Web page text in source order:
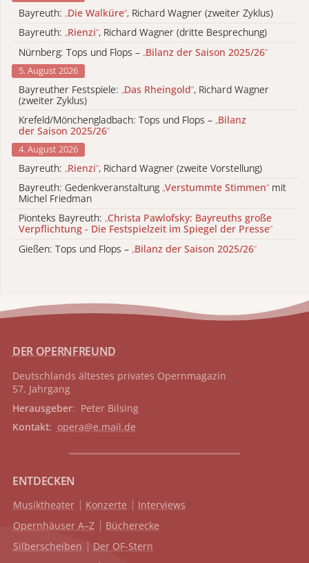
Bayreuth: „Die Walküre“, Richard Wagner (zweiter Zyklus)
Bayreuth: „Rienzi“, Richard Wagner (dritte Besprechung)
Nürnberg: Tops und Flops – „Bilanz der Saison 2025/26“
5. August 2026
Bayreuther Festspiele: „Das Rheingold“, Richard Wagner
(zweiter Zyklus)
Krefeld/Mönchengladbach: Tops und Flops – „Bilanz
der Saison 2025/26“
4. August 2026
Bayreuth: „Rienzi“, Richard Wagner (zweite Vorstellung)
Bayreuth: Gedenkveranstaltung „Verstummte Stimmen“ mit
Michel Friedman
Pionteks Bayreuth: „Christa Pawlofsky: Bayreuths große
Verpflichtung - Die Festspielzeit im Spiegel der Presse“
Gießen: Tops und Flops – „Bilanz der Saison 2025/26“
DER OPERNFREUND
Deutschlands ältestes privates Opernmagazin
57. Jahrgang
Herausgeber: Peter Bilsing
Kontakt: opera@e.mail.de
ENTDECKEN
Musiktheater Konzerte
Interviews
Opernhäuser A–Z
Bücherecke
Silberscheiben
Der OF-Stern